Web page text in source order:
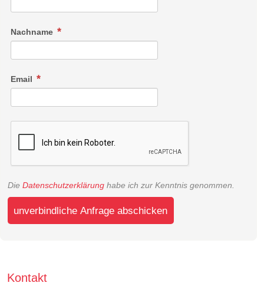
Nachname
Email
Die Datenschutzerklärung habe ich zur Kenntnis genommen.
unverbindliche Anfrage abschicken
Kontakt